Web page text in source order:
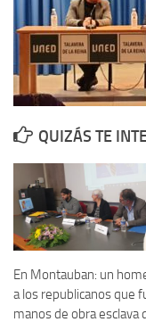
Investigación
1947).
Informe Represión
Informe de la fosa
Personajes
Izquierda
Izquierda
Izquierda
Textos esenciales
QUIZÁS TE
En Montauban: un
a los republicanos que
manos de obra esclava